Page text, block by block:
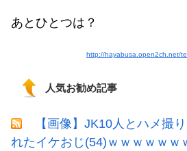
あとひとつは？
http://hayabusa.open2ch.net/
人気お勧め記事
【画像】JK10人とハメ撮
れたイケおじ(54)ｗｗｗｗｗｗ